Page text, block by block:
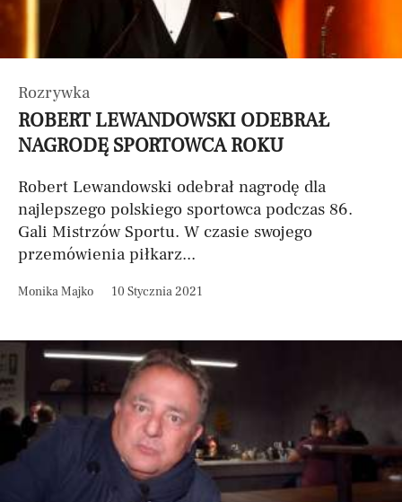
Rozrywka
ROBERT LEWANDOWSKI ODEBRAŁ
NAGRODĘ SPORTOWCA ROKU
Robert Lewandowski odebrał nagrodę dla
najlepszego polskiego sportowca podczas 86.
Gali Mistrzów Sportu. W czasie swojego
przemówienia piłkarz...
Monika Majko 10 Stycznia 2021